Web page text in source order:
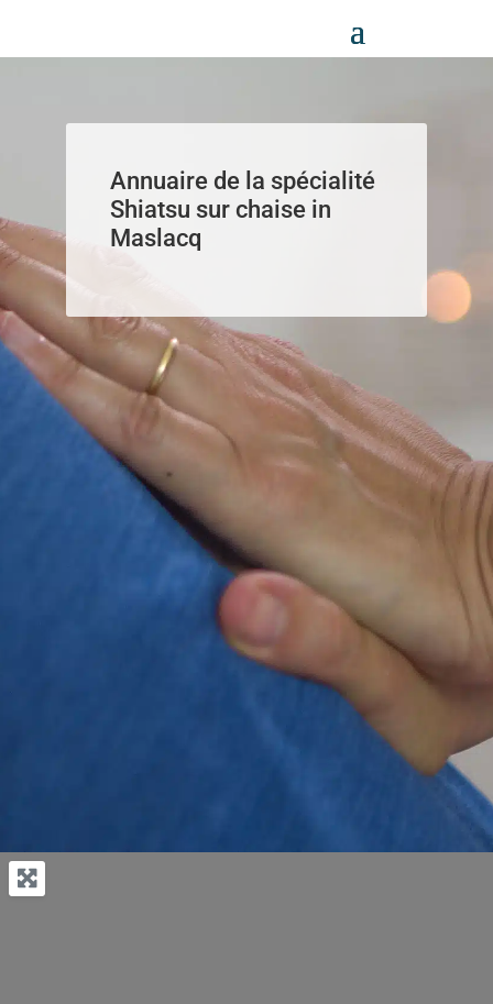
Annuaire de la spécialité
Shiatsu sur chaise in
Maslacq